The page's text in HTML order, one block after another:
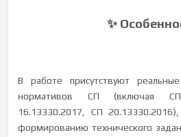
✨
В работе присутствуют
нормативов СП (включая
16.13330.2017, СП
формированию технического